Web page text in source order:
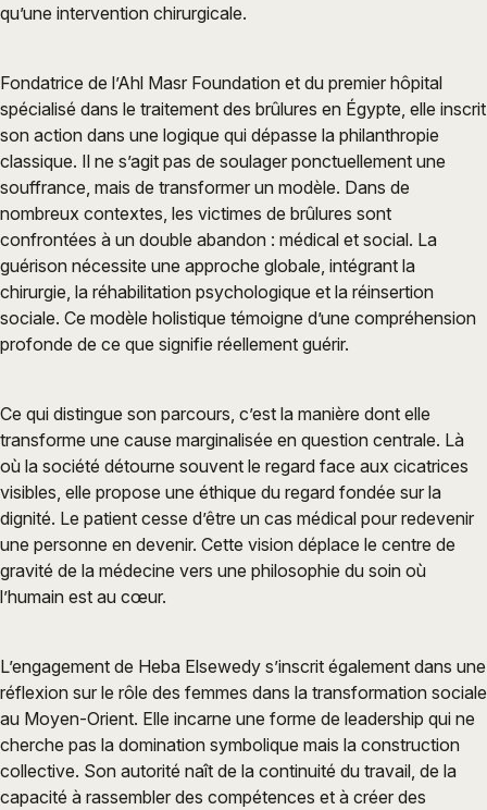
qu’une intervention chirurgicale.
Fondatrice de l’Ahl Masr Foundation et du premier hôpital
spécialisé dans le traitement des brûlures en Égypte, elle inscrit
son action dans une logique qui dépasse la philanthropie
classique. Il ne s’agit pas de soulager ponctuellement une
souffrance, mais de transformer un modèle. Dans de
nombreux contextes, les victimes de brûlures sont
confrontées à un double abandon : médical et social. La
guérison nécessite une approche globale, intégrant la
chirurgie, la réhabilitation psychologique et la réinsertion
sociale. Ce modèle holistique témoigne d’une compréhension
profonde de ce que signifie réellement guérir.
Ce qui distingue son parcours, c’est la manière dont elle
transforme une cause marginalisée en question centrale. Là
où la société détourne souvent le regard face aux cicatrices
visibles, elle propose une éthique du regard fondée sur la
dignité. Le patient cesse d’être un cas médical pour redevenir
une personne en devenir. Cette vision déplace le centre de
gravité de la médecine vers une philosophie du soin où
l’humain est au cœur.
L’engagement de Heba Elsewedy s’inscrit également dans une
réflexion sur le rôle des femmes dans la transformation sociale
au Moyen-Orient. Elle incarne une forme de leadership qui ne
cherche pas la domination symbolique mais la construction
collective. Son autorité naît de la continuité du travail, de la
capacité à rassembler des compétences et à créer des